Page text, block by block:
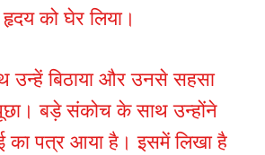
को घेर लिया।
बिठाया और उनसे सहसा
बड़े संकोच के साथ उन्होंने
का पत्र आया है। इसमें लिखा है